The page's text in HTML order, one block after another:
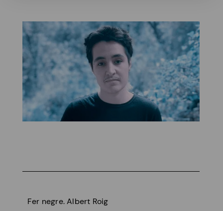
Fer negre. Albert Roig